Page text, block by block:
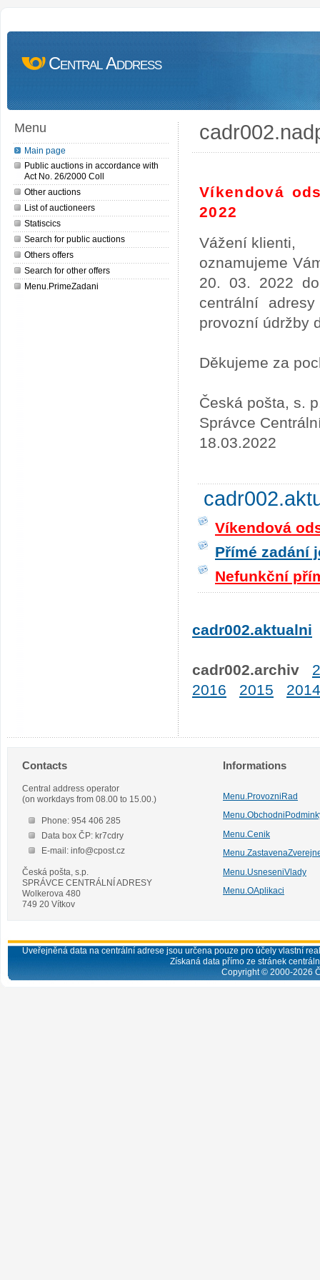
Central Address
Menu
Main page
Public auctions in accordance with
Act No. 26/2000 Coll
Other auctions
List of auctioneers
Statiscics
Search for public auctions
Others offers
Search for other offers
Menu.PrimeZadani
Víkendová
2022
Vážení klienti,
oznamujeme
20. 03. 2022
centrální
provozní údržby
Děkujeme za
Česká pošta, s.
Správce
18.03.2022
Víkendová
Přímé zadání
Nefunkční
cadr002.aktualni
cadr002.archiv
2016
2015 2014
Contacts
Central address operator
(on workdays from 08.00 to 15.00.)
Phone: 954 406 285
Data box ČP: kr7cdry
E-mail: info@cpost.cz
Česká pošta, s.p.
SPRÁVCE CENTRÁLNÍ ADRESY
Wolkerova 480
749 20 Vítkov
Informations
Menu.ProvozniRad
Menu.Cenik
Menu.UsneseniVlady
Menu.OAplikaci
Uveřejněná data na centrální adrese jsou určena pouze pro účely vlastní
Získaná data přímo ze stránek
Copyright © 2000-2026